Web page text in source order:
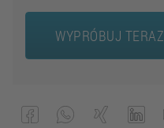
WYPRÓBUJ TERAZ